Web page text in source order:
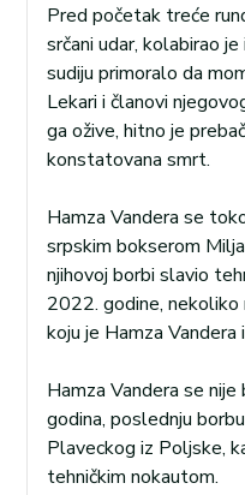
Pred početak treće
srčani udar, kolabirao
sudiju primoralo da
Lekari i članovi
ga ožive, hitno je
konstatovana smrt.
Hamza Vandera se
srpskim bokserom
njihovoj borbi slavio
2022. godine,
koju je Hamza Vandera
Hamza Vandera se
godina, poslednju
Plaveckog iz Poljske,
tehničkim nokautom.